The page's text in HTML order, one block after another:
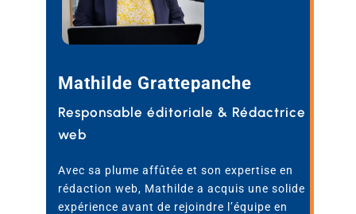
Mathilde Grattepanche
Responsable éditoriale & Rédactrice
web
Avec sa plume affûtée et son expertise en
rédaction web, Mathilde a acquis une solide
expérience avant de rejoindre l’équipe en